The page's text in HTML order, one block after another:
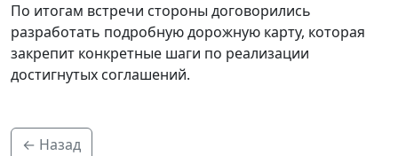
По итогам встречи стороны договорились
разработать подробную дорожную карту, которая
закрепит конкретные шаги по реализации
достигнутых соглашений.
← Назад